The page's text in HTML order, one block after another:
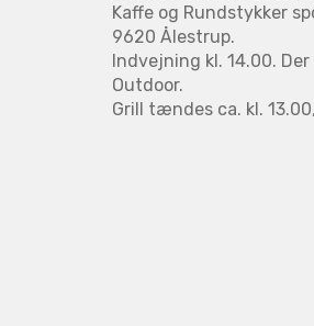
Kaffe og Rundstykker
9620 Ålestrup.
Indvejning kl. 14.00.
Outdoor.
Grill tændes ca. kl.